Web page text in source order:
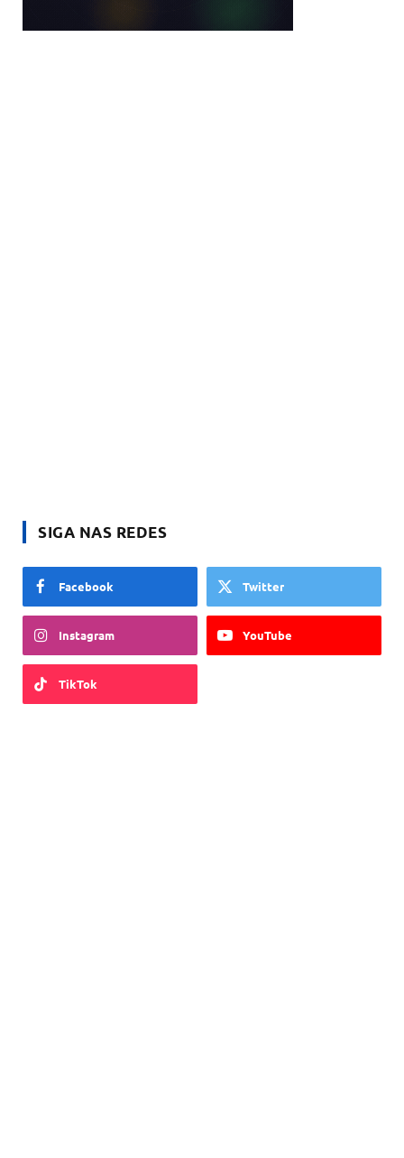
SIGA NAS REDES
Facebook Twitter
Instagram YouTube
TikTok